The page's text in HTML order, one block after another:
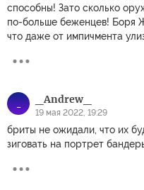
способны! Зато сколько
по-больше беженцев! Боря
что даже от импичмента
_ _Andrew_
19 мая 2022, 19:29
бриты не ожидали, что их
зиговать на портрет